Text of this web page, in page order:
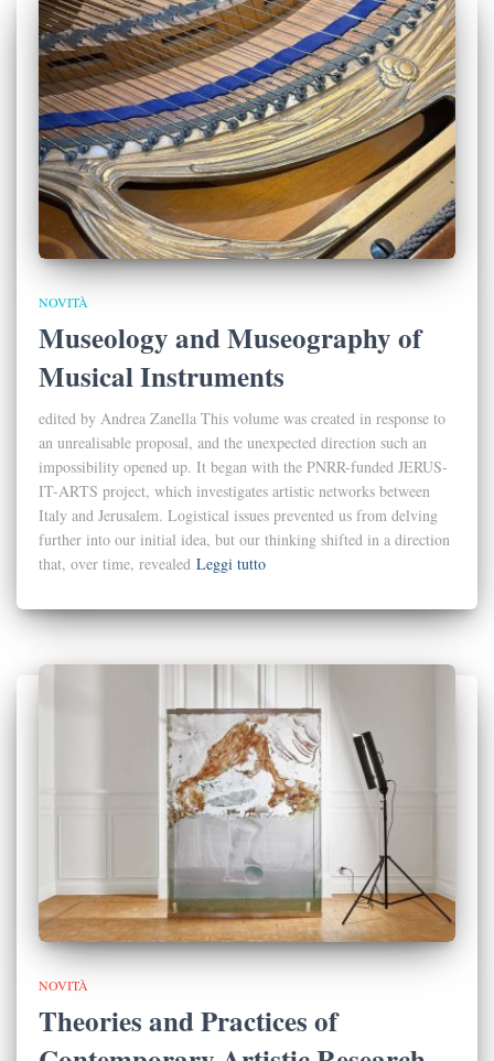
NOVITÀ
Museology and Museography of
Musical Instruments
edited by Andrea Zanella This volume was created in response to
an unrealisable proposal, and the unexpected direction such an
impossibility opened up. It began with the PNRR-funded JERUS-
IT-ARTS project, which investigates artistic networks between
Italy and Jerusalem. Logistical issues prevented us from delving
further into our initial idea, but our thinking shifted in a direction
that, over time, revealed Leggi tutto
NOVITÀ
Theories and Practices of